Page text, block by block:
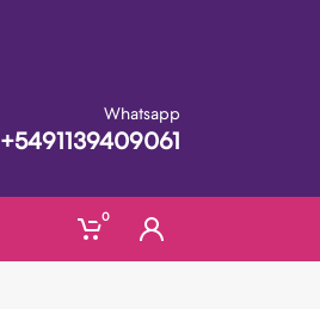
Whatsapp
+5491139409061
0